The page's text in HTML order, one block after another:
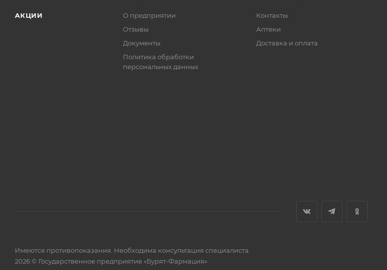
АКЦИИ
О предприятии
Отзывы
Документы
Политика обработки
персональных данных
Контакты
Аптеки
Доставка и оплата
Имеются противопоказания. Необходима консультация специалиста.
2026 © Государственное предприятие «Бурят-Фармация»